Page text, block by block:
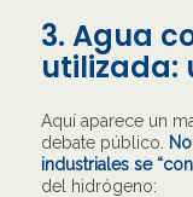
3. Agua
utilizada:
Aquí aparece un
debate público.
industriales se
del hidrógeno: